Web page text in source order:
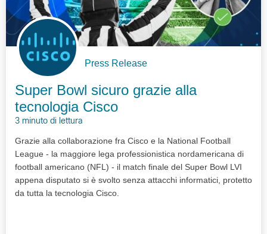
Press Release
Super Bowl sicuro grazie alla
tecnologia Cisco
3 minuto di lettura
Grazie alla collaborazione fra Cisco e la National Football
League - la maggiore lega professionistica nordamericana di
football americano (NFL) - il match finale del Super Bowl LVI
appena disputato si è svolto senza attacchi informatici, protetto
da tutta la tecnologia Cisco.